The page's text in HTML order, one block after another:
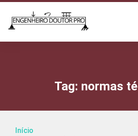
Tag: normas
Início